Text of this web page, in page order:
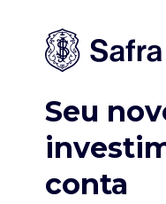
Seu
conta